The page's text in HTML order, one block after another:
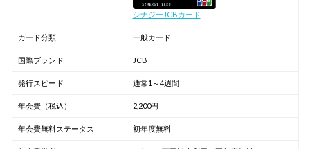
シナジーJCBカード
カード分類 一般カード
国際ブランド JCB
発行スピード 通常1～4週間
年会費（税込） 2,200円
年会費無料ステータス 初年度無料